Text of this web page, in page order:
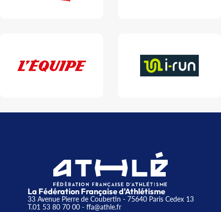
La Fédération Française d'Athlétisme
33 Avenue Pierre de Coubertin - 75640 Paris Cedex 13
T.01 53 80 70 00- ffa@athle.fr